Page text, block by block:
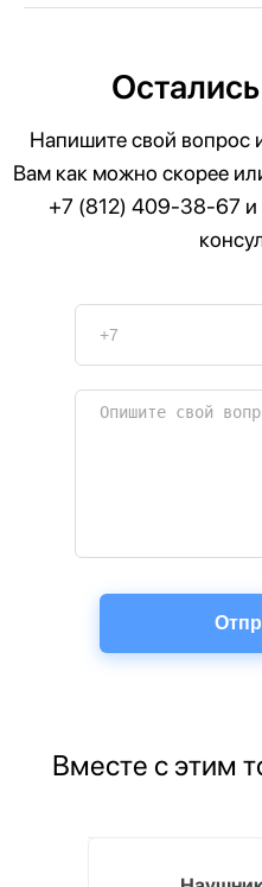
Напишите свой вопрос
Вам как можно скорее
+7 (812) 409-38-67 и
Вместе с этим